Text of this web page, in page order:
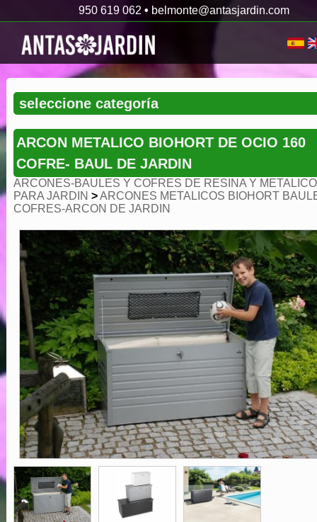
950 619 062 • belmonte@antasjardin.com
ARCON METALICO BIOHORT DE OCIO 160
COFRE- BAUL DE JARDIN
ARCONES-BAULES Y COFRES DE RESINA Y
PARA JARDIN > ARCONES METALICOS BIOHORT
COFRES-ARCON DE JARDIN